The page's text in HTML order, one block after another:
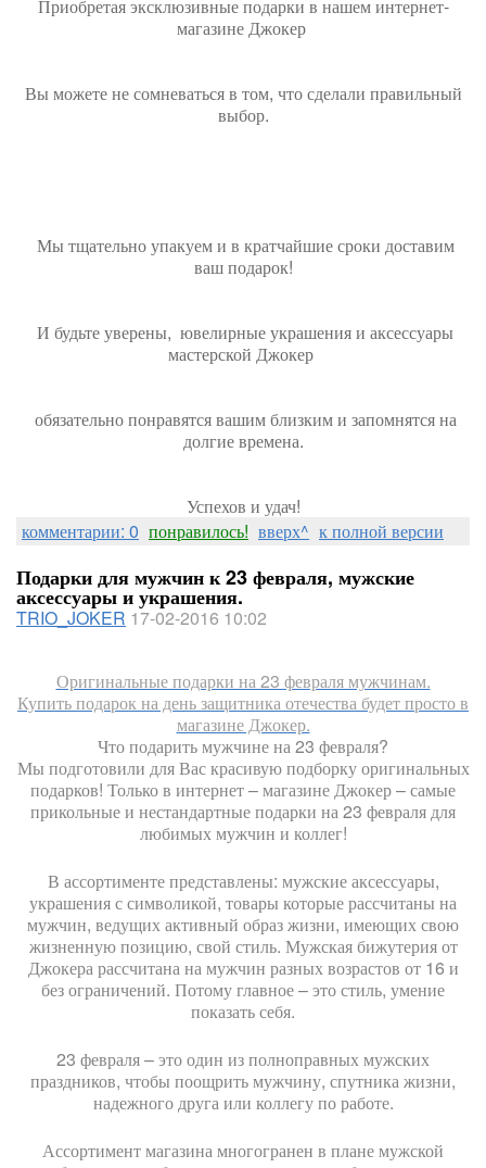
Приобретая эксклюзивные подарки в нашем интернет-
магазине Джокер
Вы можете не сомневаться в том, что сделали правильный
выбор.
Мы тщательно упакуем и в кратчайшие сроки доставим
ваш подарок!
И будьте уверены, ювелирные украшения и аксессуары
мастерской Джокер
обязательно понравятся вашим близким и запомнятся на
долгие времена.
Успехов и удач!
комментарии: 0 понравилось! вверх^ к полной версии
Подарки для мужчин к 23 февраля, мужские
аксессуары и украшения.
TRIO_JOKER 17-02-2016 10:02
Оригинальные подарки на 23 февраля мужчинам.
Купить подарок на день защитника отечества будет просто в
магазине Джокер.
Что подарить мужчине на 23 февраля?
Мы подготовили для Вас красивую подборку оригинальных
подарков! Только в интернет – магазине Джокер – самые
прикольные и нестандартные подарки на 23 февраля для
любимых мужчин и коллег!
В ассортименте представлены: мужские аксессуары,
украшения с символикой, товары которые рассчитаны на
мужчин, ведущих активный образ жизни, имеющих свою
жизненную позицию, свой стиль. Мужская бижутерия от
Джокера рассчитана на мужчин разных возрастов от 16 и
без ограничений. Потому главное – это стиль, умение
показать себя.
23 февраля – это один из полноправных мужских
праздников, чтобы поощрить мужчину, спутника жизни,
надежного друга или коллегу по работе.
Ассортимент магазина многогранен в плане мужской